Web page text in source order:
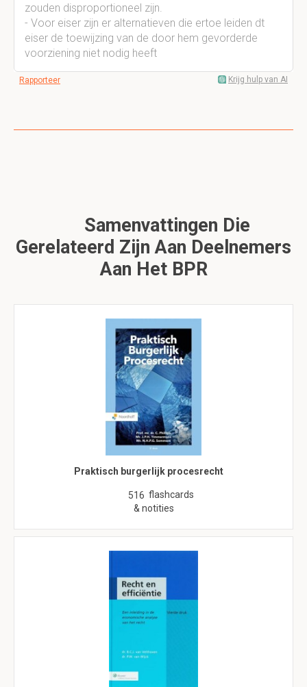
zouden disproportioneel zijn.
- Voor eiser zijn er alternatieven die ertoe leiden dt
eiser de toewijzing van de door hem gevorderde
voorziening niet nodig heeft
Rapporteer Krijg hulp van AI
Samenvattingen Die
Gerelateerd Zijn Aan Deelnemers
Aan Het BPR
Praktisch burgerlijk procesrecht
516 flashcards
& notities